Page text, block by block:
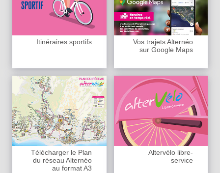
Itinéraires sportifs
Vos trajets Alternéo
sur Google Maps
Télécharger le Plan
du réseau Alternéo
au format A3
Altervélo libre-
service